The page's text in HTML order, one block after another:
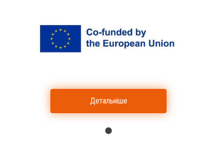
Детальніше